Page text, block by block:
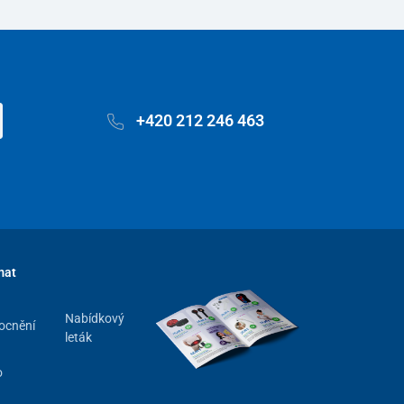
+420 212 246 463
Nabídkový
leták